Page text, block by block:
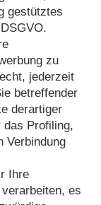
gestütztes
zu
jederzeit
betreffender
derartiger
das Profiling,
Verbindung
Ihre
es